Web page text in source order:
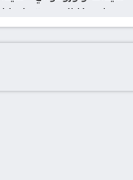
امريكا الجنوبية, كوبا
سيدات – نصف